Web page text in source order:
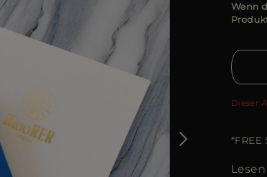
Wenn
Dieser
*FREE